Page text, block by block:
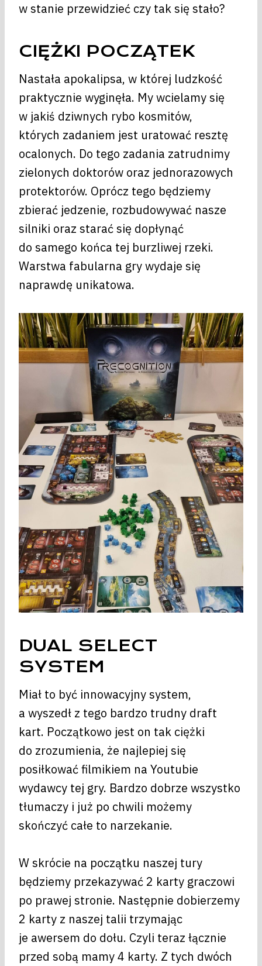
w stanie przewidzieć czy tak się stało?
CIĘŻKI POCZĄTEK
Nastała apokalipsa, w której ludzkość
praktycznie wyginęła. My wcielamy się
w jakiś dziwnych rybo kosmitów,
których zadaniem jest uratować resztę
ocalonych. Do tego zadania zatrudnimy
zielonych doktorów oraz jednorazowych
protektorów. Oprócz tego będziemy
zbierać jedzenie, rozbudowywać nasze
silniki oraz starać się dopłynąć
do samego końca tej burzliwej rzeki.
Warstwa fabularna gry wydaje się
naprawdę unikatowa.
DUAL SELECT
SYSTEM
Miał to być innowacyjny system,
a wyszedł z tego bardzo trudny draft
kart. Początkowo jest on tak ciężki
do zrozumienia, że najlepiej się
posiłkować filmikiem na Youtubie
wydawcy tej gry. Bardzo dobrze wszystko
tłumaczy i już po chwili możemy
skończyć całe to narzekanie.
W skrócie na początku naszej tury
będziemy przekazywać 2 karty graczowi
po prawej stronie. Następnie dobierzemy
2 karty z naszej talii trzymając
je awersem do dołu. Czyli teraz łącznie
przed sobą mamy 4 karty. Z tych dwóch